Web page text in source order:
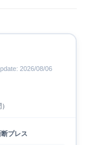
2026/08/06
断プレス